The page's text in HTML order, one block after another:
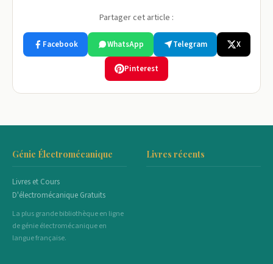
Partager cet article :
Facebook WhatsApp Telegram X
Pinterest
Génie Électromécanique
Livres et Cours
D'électromécanique Gratuits
La plus grande bibliothèque en ligne
de génie électromécanique en
langue française.
Livres récents